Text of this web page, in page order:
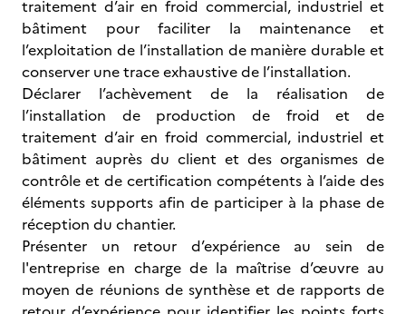
traitement d’air en froid commercial, industriel et
bâtiment pour faciliter la maintenance et
l’exploitation de l’installation de manière durable et
conserver une trace exhaustive de l’installation.
Déclarer l’achèvement de la réalisation de
l’installation de production de froid et de
traitement d’air en froid commercial, industriel et
bâtiment auprès du client et des organismes de
contrôle et de certification compétents à l’aide des
éléments supports afin de participer à la phase de
réception du chantier.
Présenter un retour d’expérience au sein de
l'entreprise en charge de la maîtrise d’œuvre au
moyen de réunions de synthèse et de rapports de